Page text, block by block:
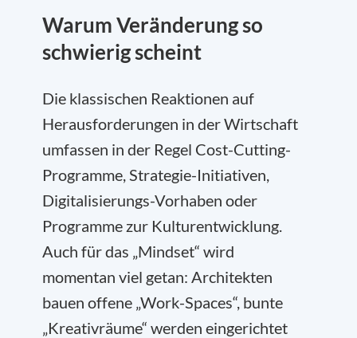
Warum Veränderung so
schwierig scheint
Die klassischen Reaktionen auf
Herausforderungen in der Wirtschaft
umfassen in der Regel Cost-Cutting-
Programme, Strategie-Initiativen,
Digitalisierungs-Vorhaben oder
Programme zur Kulturentwicklung.
Auch für das „Mindset“ wird
momentan viel getan: Architekten
bauen offene „Work-Spaces“, bunte
„Kreativräume“ werden eingerichtet